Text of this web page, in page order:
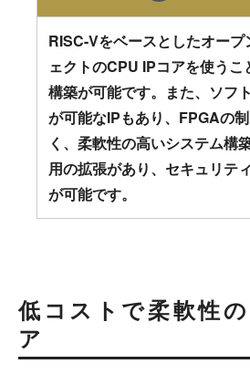
RISC-Vをベースとしたオー
ェクトのCPU IPコアを使う
構築が可能です。また、ソフ
が可能なIPもあり、FPGAの
く、柔軟性の高いシステム構
用の拡張があり、セキュリテ
が可能です。
低コストで柔軟性
ア